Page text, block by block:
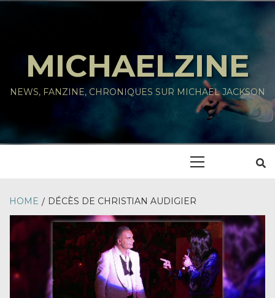
MICHAELZINE
NEWS, FANZINE, CHRONIQUES SUR MICHAEL JACKSON
HOME DÉCÈS DE CHRISTIAN AUDIGIER